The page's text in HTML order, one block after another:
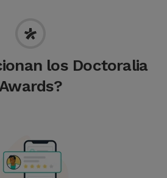
los Doctoralia